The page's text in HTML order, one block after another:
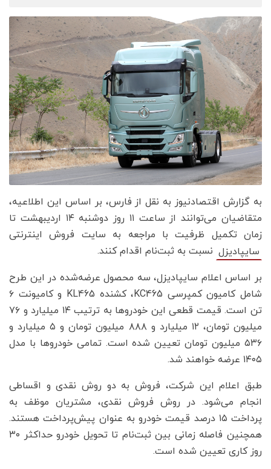
به گزارش اقتصادنیوز به نقل از فارس، بر اساس این اطلاعیه،
متقاضیان می‌توانند از ساعت ۱۱ روز دوشنبه ۱۴ اردیبهشت تا
زمان تکمیل ظرفیت با مراجعه به سایت فروش اینترنتی
سایپادیزل نسبت به ثبت‌نام اقدام کنند.
بر اساس اعلام سایپادیزل، سه محصول عرضه‌شده در این طرح
شامل کامیون کمپرسی KC465، کشنده KL465 و کامیونت ۶
تن است. قیمت قطعی این خودروها به ترتیب ۱۴ میلیارد و ۷۶
میلیون تومان، ۱۲ میلیارد و ۸۸۸ میلیون تومان و ۵ میلیارد و
۵۳۶ میلیون تومان تعیین شده است. تمامی خودروها با مدل
۱۴۰۵ عرضه خواهند شد.
طبق اعلام این شرکت، فروش به دو روش نقدی و اقساطی
انجام می‌شود. در روش فروش نقدی، مشتریان موظف به
پرداخت ۱۵ درصد قیمت خودرو به عنوان پیش‌پرداخت هستند.
همچنین فاصله زمانی بین ثبت‌نام تا تحویل خودرو حداکثر ۳۰
روز کاری تعیین شده است.